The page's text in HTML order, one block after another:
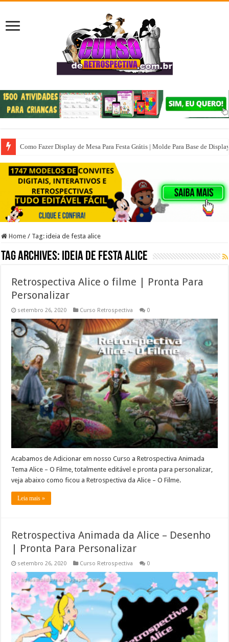
Como Fazer Display de Mesa Para Festa Grátis | Molde Para Base de
Home / Tag:ideia de festa alice
Tag Archives: ideia de festa alice
Retrospectiva Alice o filme | Pronta Para
Personalizar
setembro 26, 2020 Curso Retrospectiva 0
Acabamos de Adicionar em nosso Curso a Retrospectiva Animada
Tema Alice – O Filme, totalmente editável e pronta para personalizar,
veja abaixo como ficou a Retrospectiva da Alice – O Filme.
Leia mais »
Retrospectiva Animada da Alice – Desenho
| Pronta Para Personalizar
setembro 26, 2020 Curso Retrospectiva 0